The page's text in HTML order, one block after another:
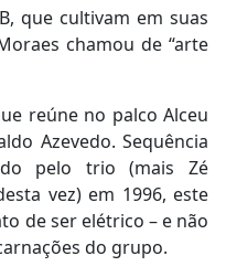
que cultivam em suas
chamou de “arte
reúne no palco Alceu
Azevedo. Sequência
pelo trio (mais Zé
vez) em 1996, este
de ser elétrico – e não
do grupo.